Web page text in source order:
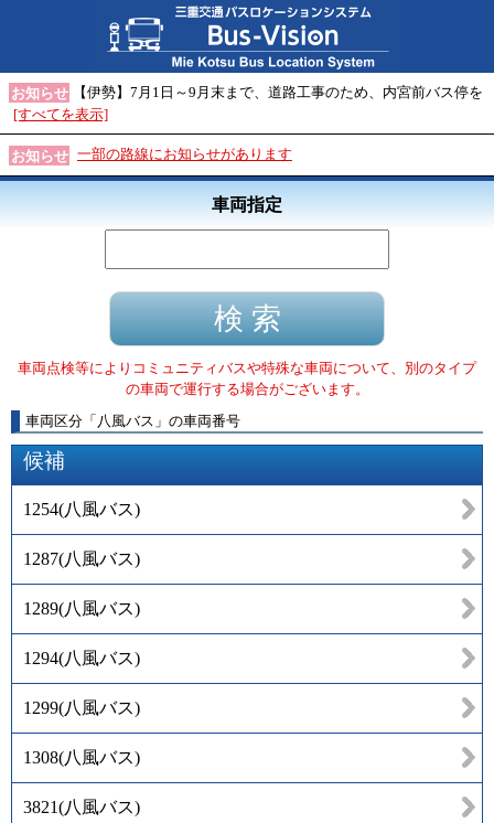
お知らせ
【伊勢】7月1日～9月末まで、道路工事のため、内宮前バス停を
[すべてを表示]
お知らせ 一部の路線にお知らせがあります
車両指定
車両点検等によりコミュニティバスや特殊な車両について、別のタイプ
の車両で運行する場合がございます。
車両区分 「 八風バス 」 の車両番号
候補
1254(八風バス)
1287(八風バス)
1289(八風バス)
1294(八風バス)
1299(八風バス)
1308(八風バス)
3821(八風バス)